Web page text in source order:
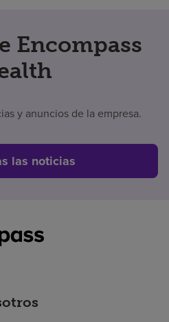
Encompass
y anuncios de la empresa.
las noticias